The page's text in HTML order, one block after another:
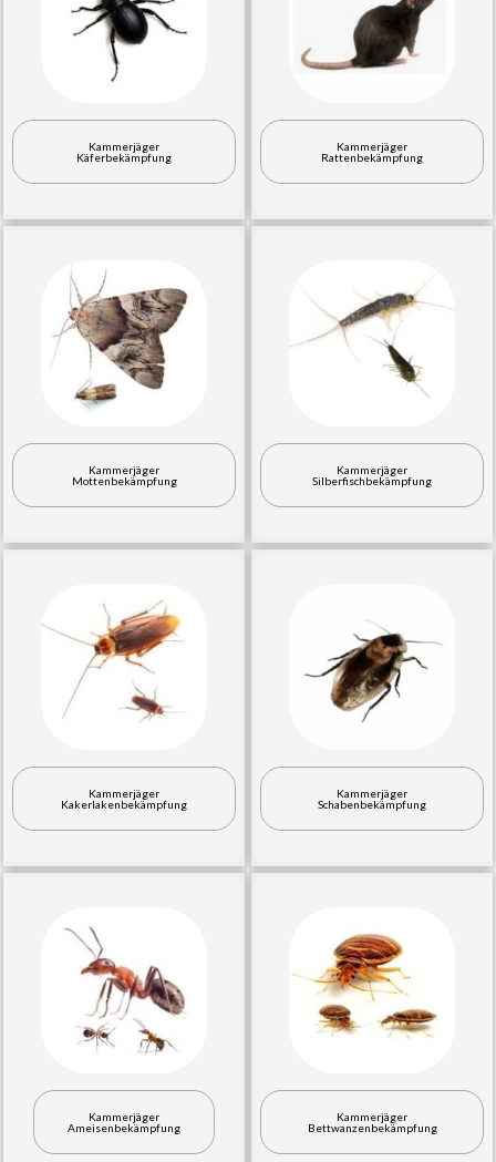
Kammerjäger
Käferbekämpfung
Kammerjäger
Rattenbekämpfung
Kammerjäger
Mottenbekämpfung
Kammerjäger
Silberfischbekämpfung
Kammerjäger
Kakerlakenbekämpfung
Kammerjäger
Schabenbekämpfung
Kammerjäger
Ameisenbekämpfung
Kammerjäger
Bettwanzenbekämpfung